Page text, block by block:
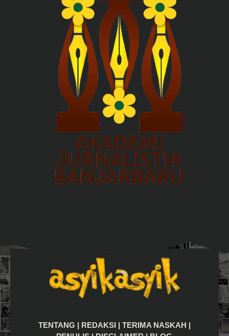
TENTANG | REDAKSI | TERIMA NASKAH |